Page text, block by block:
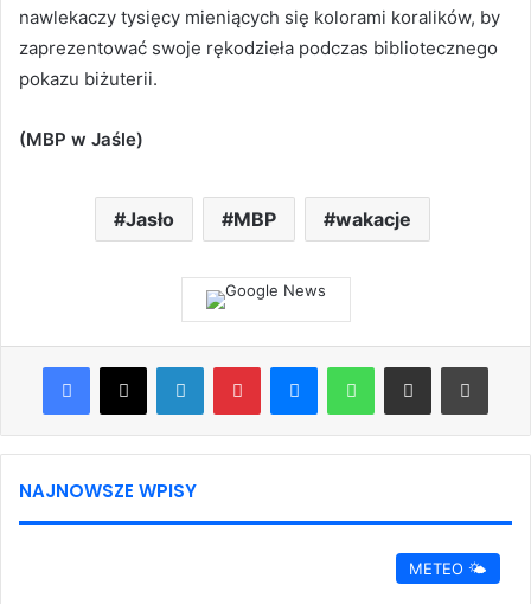
nawlekaczy tysięcy mieniących się kolorami koralików, by
zaprezentować swoje rękodzieła podczas bibliotecznego
pokazu biżuterii.
(MBP w Jaśle)
Jasło MBP wakacje
Facebook
X LinkedInPinterestMessengerWhatsAppShare via Email Print
NAJNOWSZE WPISY
METEO 🌤️